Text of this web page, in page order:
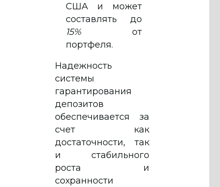
США и может
составлять до
15%от
портфеля.
Надежность
системы
гарантирования
депозитов
обеспечивается за
счет как
достаточности, так
и стабильного
роста и
сохранности